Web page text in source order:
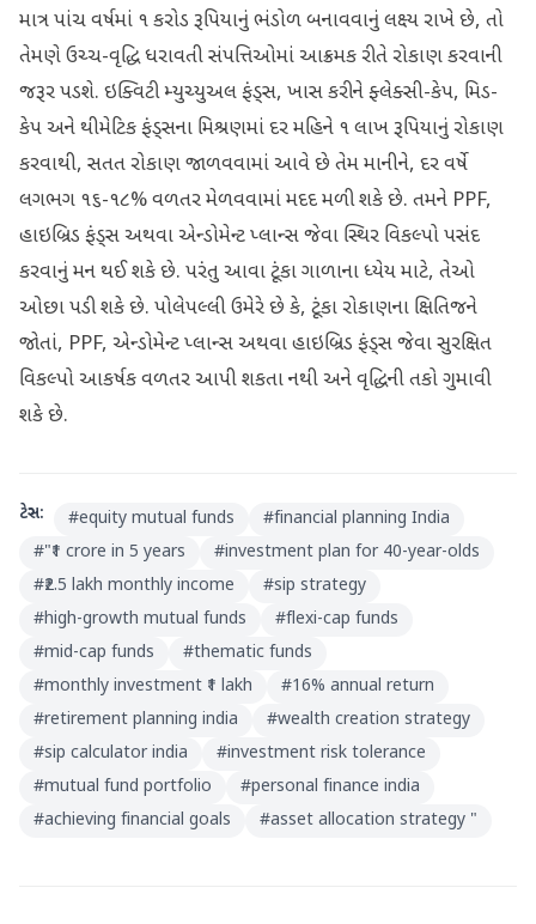
માત્ર પાંચ વર્ષમાં ૧ કરોડ રૂપિયાનું ભંડોળ બનાવવાનું લક્ષ્ય રાખે છે, તો
તેમણે ઉચ્ચ-વૃદ્ધિ ધરાવતી સંપત્તિઓમાં આક્રમક રીતે રોકાણ કરવાની
જરૂર પડશે. ઇક્વિટી મ્યુચ્યુઅલ ફંડ્સ, ખાસ કરીને ફ્લેક્સી-કેપ, મિડ-
કેપ અને થીમેટિક ફંડ્સના મિશ્રણમાં દર મહિને ૧ લાખ રૂપિયાનું રોકાણ
કરવાથી, સતત રોકાણ જાળવવામાં આવે છે તેમ માનીને, દર વર્ષે
લગભગ ૧૬-૧૮% વળતર મેળવવામાં મદદ મળી શકે છે. તમને PPF,
હાઇબ્રિડ ફંડ્સ અથવા એન્ડોમેન્ટ પ્લાન્સ જેવા સ્થિર વિકલ્પો પસંદ
કરવાનું મન થઈ શકે છે. પરંતુ આવા ટૂંકા ગાળાના ધ્યેય માટે, તેઓ
ઓછા પડી શકે છે. પોલેપલ્લી ઉમેરે છે કે, ટૂંકા રોકાણના ક્ષિતિજને
જોતાં, PPF, એન્ડોમેન્ટ પ્લાન્સ અથવા હાઇબ્રિડ ફંડ્સ જેવા સુરક્ષિત
વિકલ્પો આકર્ષક વળતર આપી શકતા નથી અને વૃદ્ધિની તકો ગુમાવી
શકે છે.
ટેગ્સ: #equity mutual funds #financial planning India
#"₹1 crore in 5 years #investment plan for 40-year-olds
#₹2.5 lakh monthly income #sip strategy
#high-growth mutual funds #flexi-cap funds
#mid-cap funds #thematic funds
#monthly investment ₹1 lakh #16% annual return
#retirement planning india #wealth creation strategy
#sip calculator india #investment risk tolerance
#mutual fund portfolio #personal finance india
#achieving financial goals #asset allocation strategy "